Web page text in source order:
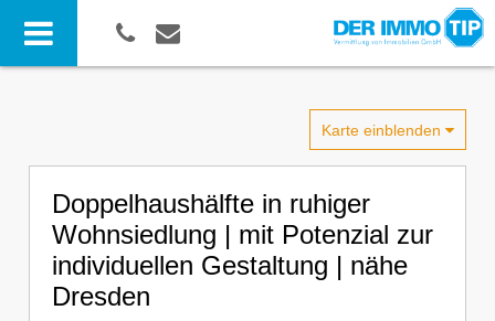
Karte einblenden
Doppelhaushälfte in ruhiger
Wohnsiedlung | mit Potenzial zur
individuellen Gestaltung | nähe
Dresden